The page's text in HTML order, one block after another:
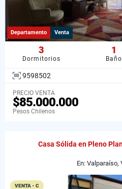
Departamento Venta
3
Dormitorios
1
Baño
9598502
PRECIO VENTA
$85.000.000
Pesos Chilenos
Casa Sólida en Pleno
En: Valparaíso,
VENTA - C